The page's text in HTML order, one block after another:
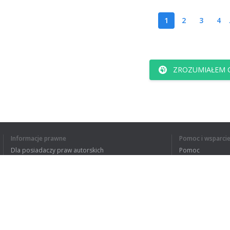
1 2 3 4
ZROZUMIAŁEM
Informacje prawne
Dla posiadaczy praw autorskich
Pomoc i wsparcie
Pomoc